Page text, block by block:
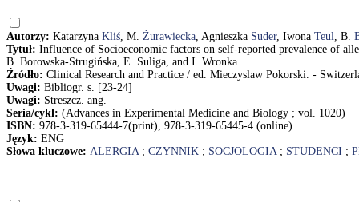
Autorzy: Katarzyna Kliś, M. Żurawiecka, Agnieszka Suder, Iwona Teul, B.
Tytuł: Influence of Socioeconomic factors on self-reported prevalence of
B. Borowska-Strugińska, E. Suliga, and I. Wronka
Źródło: Clinical Research and Practice / ed. Mieczyslaw Pokorski. -
Uwagi: Bibliogr. s. [23-24]
Uwagi: Streszcz. ang.
Seria/cykl: (Advances in Experimental Medicine and Biology ; vol. 1020)
ISBN: 978-3-319-65444-7(print), 978-3-319-65445-4 (online)
Język: ENG
Słowa kluczowe: ALERGIA; CZYNNIK ; SOCJOLOGIA; STUDENCI ;